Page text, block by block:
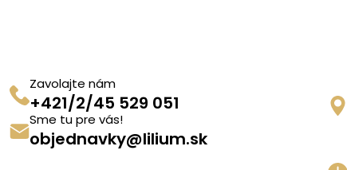
Zavolajte nám
+421/2/45 529 051
Sme tu pre vás!
objednavky@lilium.sk